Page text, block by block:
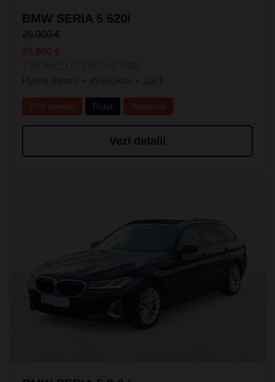
BMW SERIA 5 520i
29.900 €
28.800 €
Preț special Rulat Rezervat
Vezi detalii